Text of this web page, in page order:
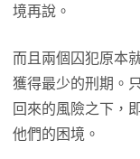
境再說。
而且兩個囚犯原本
獲得最少的刑期。
回來的風險之下，
他們的困境。